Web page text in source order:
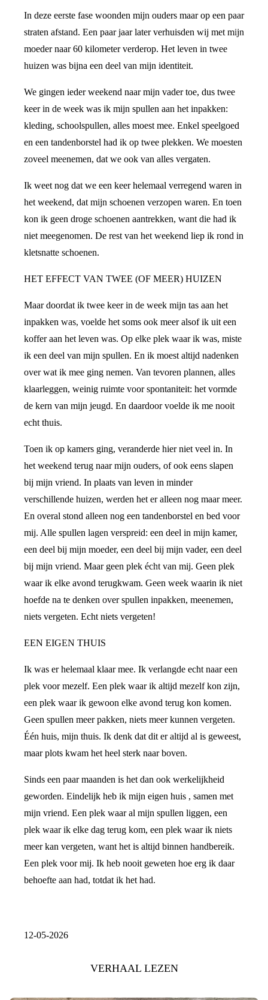
In deze eerste fase woonden mijn ouders maar op een paar
straten afstand. Een paar jaar later verhuisden wij met mijn
moeder naar 60 kilometer verderop. Het leven in twee
huizen was bijna een deel van mijn identiteit.
We gingen ieder weekend naar mijn vader toe, dus twee
keer in de week was ik mijn spullen aan het inpakken:
kleding, schoolspullen, alles moest mee. Enkel speelgoed
en een tandenborstel had ik op twee plekken. We moesten
zoveel meenemen, dat we ook van alles vergaten.
Ik weet nog dat we een keer helemaal verregend waren in
het weekend, dat mijn schoenen verzopen waren. En toen
kon ik geen droge schoenen aantrekken, want die had ik
niet meegenomen. De rest van het weekend liep ik rond in
kletsnatte schoenen.
HET EFFECT VAN TWEE (OF MEER) HUIZEN
Maar doordat ik twee keer in de week mijn tas aan het
inpakken was, voelde het soms ook meer alsof ik uit een
koffer aan het leven was. Op elke plek waar ik was, miste
ik een deel van mijn spullen. En ik moest altijd nadenken
over wat ik mee ging nemen. Van tevoren plannen, alles
klaarleggen, weinig ruimte voor spontaniteit: het vormde
de kern van mijn jeugd. En daardoor voelde ik me nooit
echt thuis.
Toen ik op kamers ging, veranderde hier niet veel in. In
het weekend terug naar mijn ouders, of ook eens slapen
bij mijn vriend. In plaats van leven in minder
verschillende huizen, werden het er alleen nog maar meer.
En overal stond alleen nog een tandenborstel en bed voor
mij. Alle spullen lagen verspreid: een deel in mijn kamer,
een deel bij mijn moeder, een deel bij mijn vader, een deel
bij mijn vriend. Maar geen plek écht van mij. Geen plek
waar ik elke avond terugkwam. Geen week waarin ik niet
hoefde na te denken over spullen inpakken, meenemen,
niets vergeten. Echt niets vergeten!
EEN EIGEN THUIS
Ik was er helemaal klaar mee. Ik verlangde echt naar een
plek voor mezelf. Een plek waar ik altijd mezelf kon zijn,
een plek waar ik gewoon elke avond terug kon komen.
Geen spullen meer pakken, niets meer kunnen vergeten.
Één huis, mijn thuis. Ik denk dat dit er altijd al is geweest,
maar plots kwam het heel sterk naar boven.
Sinds een paar maanden is het dan ook werkelijkheid
geworden. Eindelijk heb ik mijn eigen huis , samen met
mijn vriend. Een plek waar al mijn spullen liggen, een
plek waar ik elke dag terug kom, een plek waar ik niets
meer kan vergeten, want het is altijd binnen handbereik.
Een plek voor mij. Ik heb nooit geweten hoe erg ik daar
behoefte aan had, totdat ik het had.
12-05-2026
VERHAAL LEZEN